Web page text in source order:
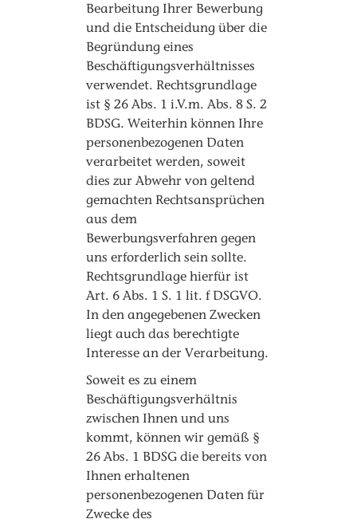
Bearbeitung Ihrer Bewerbung
und die Entscheidung über die
Begründung eines
Beschäftigungsverhältnisses
verwendet. Rechtsgrundlage
ist § 26 Abs. 1 i.V.m. Abs. 8 S. 2
BDSG. Weiterhin können Ihre
personenbezogenen Daten
verarbeitet werden, soweit
dies zur Abwehr von geltend
gemachten Rechtsansprüchen
aus dem
Bewerbungsverfahren gegen
uns erforderlich sein sollte.
Rechtsgrundlage hierfür ist
Art. 6 Abs. 1 S. 1 lit. f DSGVO.
In den angegebenen Zwecken
liegt auch das berechtigte
Interesse an der Verarbeitung.
Soweit es zu einem
Beschäftigungsverhältnis
zwischen Ihnen und uns
kommt, können wir gemäß §
26 Abs. 1 BDSG die bereits von
Ihnen erhaltenen
personenbezogenen Daten für
Zwecke des